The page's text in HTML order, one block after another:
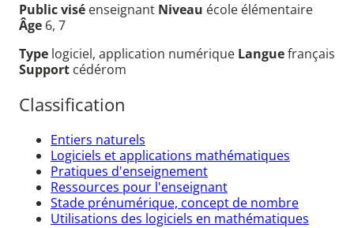
Public visé enseignant Niveau école élémentaire
Âge 6, 7
Type logiciel, application numérique Languefrançais
Support cédérom
Classification
Entiers naturels
Logiciels et applications mathématiques
Pratiques d'enseignement
Ressources pour l'enseignant
Stade prénumérique, concept de nombre
Utilisations des logiciels en mathématiques